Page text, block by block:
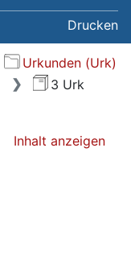
Drucken
Urkunden (Urk)
3 Urk
Inhalt anzeigen